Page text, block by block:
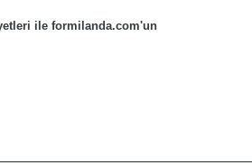
ile formilanda.com'un